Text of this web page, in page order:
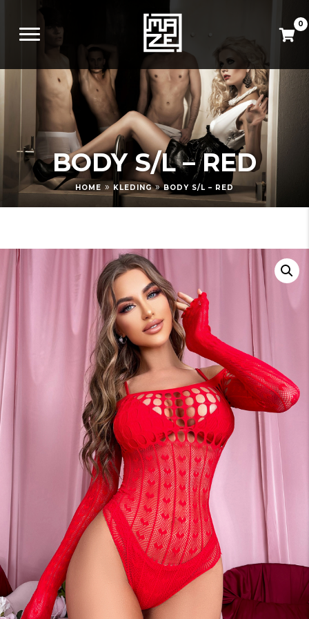
0
BODY S/L – RED
HOME » KLEDING » BODY S/L – RED